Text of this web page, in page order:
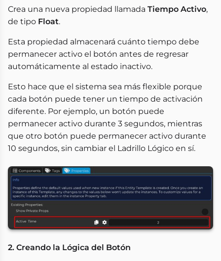
Crea una nueva propiedad llamada Tiempo Activo,
de tipo Float.
Esta propiedad almacenará cuánto tiempo debe
permanecer activo el botón antes de regresar
automáticamente al estado inactivo.
Esto hace que el sistema sea más flexible porque
cada botón puede tener un tiempo de activación
diferente. Por ejemplo, un botón puede
permanecer activo durante 3 segundos, mientras
que otro botón puede permanecer activo durante
10 segundos, sin cambiar el Ladrillo Lógico en sí.
2. Creando la Lógica del Botón